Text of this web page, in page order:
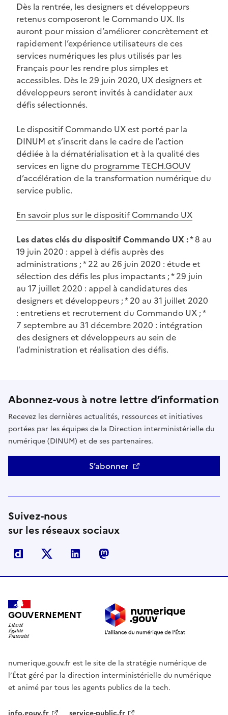
Dès la rentrée, les designers et développeurs
retenus composeront le Commando UX. Ils
auront pour mission d’améliorer concrètement et
rapidement l’expérience utilisateurs de ces
services numériques les plus utilisés par les
Français pour les rendre plus simples et
accessibles. Dès le 29 juin 2020, UX designers et
développeurs seront invités à candidater aux
défis sélectionnés.
Le dispositif Commando UX est porté par la
DINUM et s’inscrit dans le cadre de l’action
dédiée à la dématérialisation et à la qualité des
services en ligne du programme TECH.GOUV
d’accélération de la transformation numérique du
service public.
En savoir plus sur le dispositif Commando UX
Les dates clés du dispositif Commando UX :* 8 au
19 juin 2020 : appel à défis auprès des
administrations ; * 22 au 26 juin 2020 : étude et
sélection des défis les plus impactants ; * 29 juin
au 17 juillet 2020 : appel à candidatures des
designers et développeurs ; * 20 au 31 juillet 2020
: entretiens et recrutement du Commando UX ; *
7 septembre au 31 décembre 2020 : intégration
des designers et développeurs au sein de
l’administration et réalisation des défis.
Abonnez-vous à notre lettre d’information
Recevez les dernières actualités, ressources et initiatives
portées par les équipes de la Direction interministérielle du
numérique (DINUM) et de ses partenaires.
S’abonner
Suivez-nous
sur les réseaux sociaux
Dailymotion Linkedin
GOUVERNEMENT
numerique.gouv.fr est le site de la stratégie numérique de
l’État géré par la direction interministérielle du numérique
et animé par tous les agents publics de la tech.